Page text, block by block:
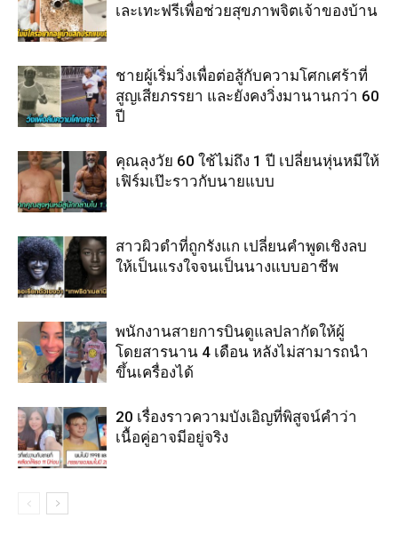
เละเทะฟรีเพื่อช่วยสุขภาพจิตเจ้าของบ้าน
ชายผู้เริ่มวิ่งเพื่อต่อสู้กับความโศกเศร้าที่
สูญเสียภรรยา และยังคงวิ่งมานานกว่า 60
ปี
คุณลุงวัย 60 ใช้ไม่ถึง 1 ปี เปลี่ยนหุ่นหมีให้
เฟิร์มเป๊ะราวกับนายแบบ
สาวผิวดำที่ถูกรังแก เปลี่ยนคำพูดเชิงลบ
ให้เป็นแรงใจจนเป็นนางแบบอาชีพ
พนักงานสายการบินดูแลปลากัดให้ผู้
โดยสารนาน 4 เดือน หลังไม่สามารถนำ
ขึ้นเครื่องได้
20 เรื่องราวความบังเอิญที่พิสูจน์คำว่า
เนื้อคู่อาจมีอยู่จริง